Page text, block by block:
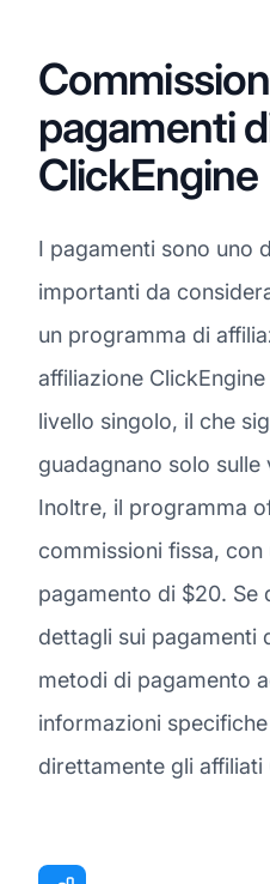
pagamenti
ClickEngine
I pagamenti sono uno
importanti da
un programma di
affiliazione
livello singolo, il che
guadagnano solo
Inoltre, il programma
commissioni fissa,
pagamento di $20. Se
dettagli sui pagamenti
metodi di pagamento
informazioni
direttamente gli affiliati